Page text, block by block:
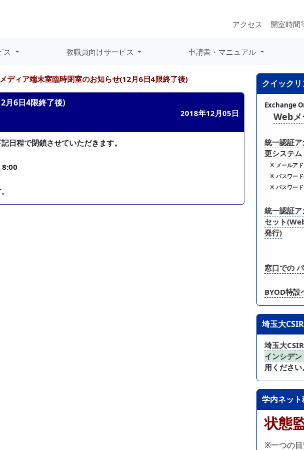
アクセス 開室時間
ス 教職員向けサービス 申請書・マニュアル
ディア端末室臨時閉室のお知らせ(12月6日4限終了後)
月6日4限終了後)
2018年12月05日
日程で閉鎖させていただきます。
8:00
クイックリ
Exchange
Webメ
統一認証
更システム
※ メールアド
※ パスワード
※ パスワード
統一認証ア
セット
発行)
窓口での
BYOD特設
埼玉大
埼玉大
インシデ
用ください
学内ネッ
状態
※一つの